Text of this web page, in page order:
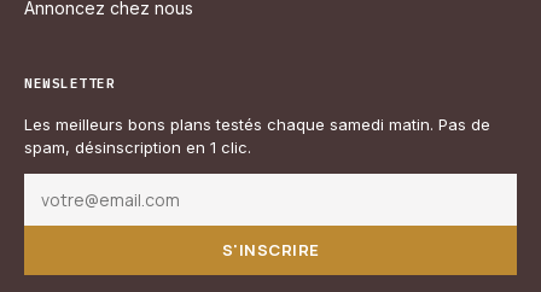
Annoncez chez nous
NEWSLETTER
Les meilleurs bons plans testés chaque samedi matin. Pas de
spam, désinscription en 1 clic.
S'INSCRIRE